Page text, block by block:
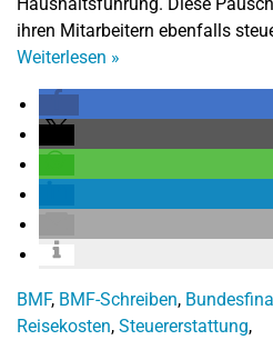
ihren Mitarbeitern ebenfalls
Weiterlesen »
BMF, BMF-Schreiben,
Reisekosten, Steuererstattung,